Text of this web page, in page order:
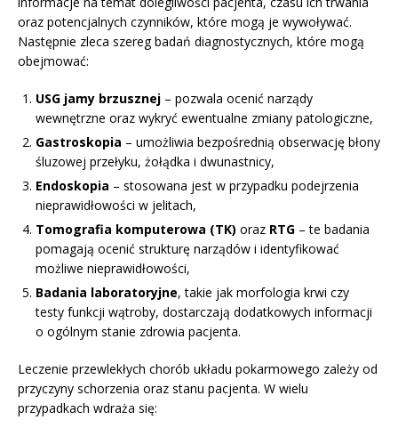
oraz potencjalnych czynników, które mogą je wywoływać.
Następnie zleca szereg badań diagnostycznych, które mogą
obejmować:
USG jamy brzusznej – pozwala ocenić narządy
wewnętrzne oraz wykryć ewentualne zmiany patologiczne,
Gastroskopia – umożliwia bezpośrednią obserwację błony
śluzowej przełyku, żołądka i dwunastnicy,
Endoskopia – stosowana jest w przypadku podejrzenia
nieprawidłowości w jelitach,
Tomografia komputerowa (TK) oraz RTG – te badania
pomagają ocenić strukturę narządów i identyfikować
możliwe nieprawidłowości,
Badania laboratoryjne, takie jak morfologia krwi czy
testy funkcji wątroby, dostarczają dodatkowych informacji
o ogólnym stanie zdrowia pacjenta.
Leczenie przewlekłych chorób układu pokarmowego zależy od
przyczyny schorzenia oraz stanu pacjenta. W wielu
przypadkach wdraża się: